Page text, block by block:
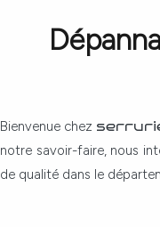
Bienvenue chez
notre savoir-faire, nous
de qualité dans le